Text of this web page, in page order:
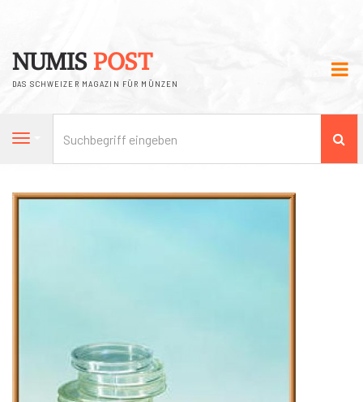
NUMIS POST
DAS SCHWEIZER MAGAZIN FÜR MÜNZEN
Navigation